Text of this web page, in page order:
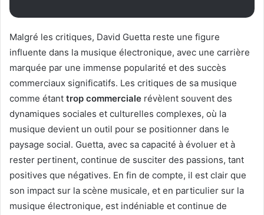
Malgré les critiques, David Guetta reste une figure
influente dans la musique électronique, avec une carrière
marquée par une immense popularité et des succès
commerciaux significatifs. Les critiques de sa musique
comme étant trop commerciale révèlent souvent des
dynamiques sociales et culturelles complexes, où la
musique devient un outil pour se positionner dans le
paysage social. Guetta, avec sa capacité à évoluer et à
rester pertinent, continue de susciter des passions, tant
positives que négatives. En fin de compte, il est clair que
son impact sur la scène musicale, et en particulier sur la
musique électronique, est indéniable et continue de